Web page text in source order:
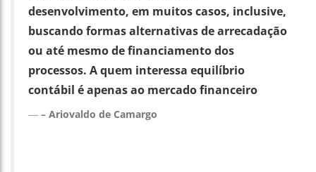
desenvolvimento, em muitos casos, inclusive,
buscando formas alternativas de arrecadação
ou até mesmo de financiamento dos
processos. A quem interessa equilíbrio
contábil é apenas ao mercado financeiro
– Ariovaldo de Camargo